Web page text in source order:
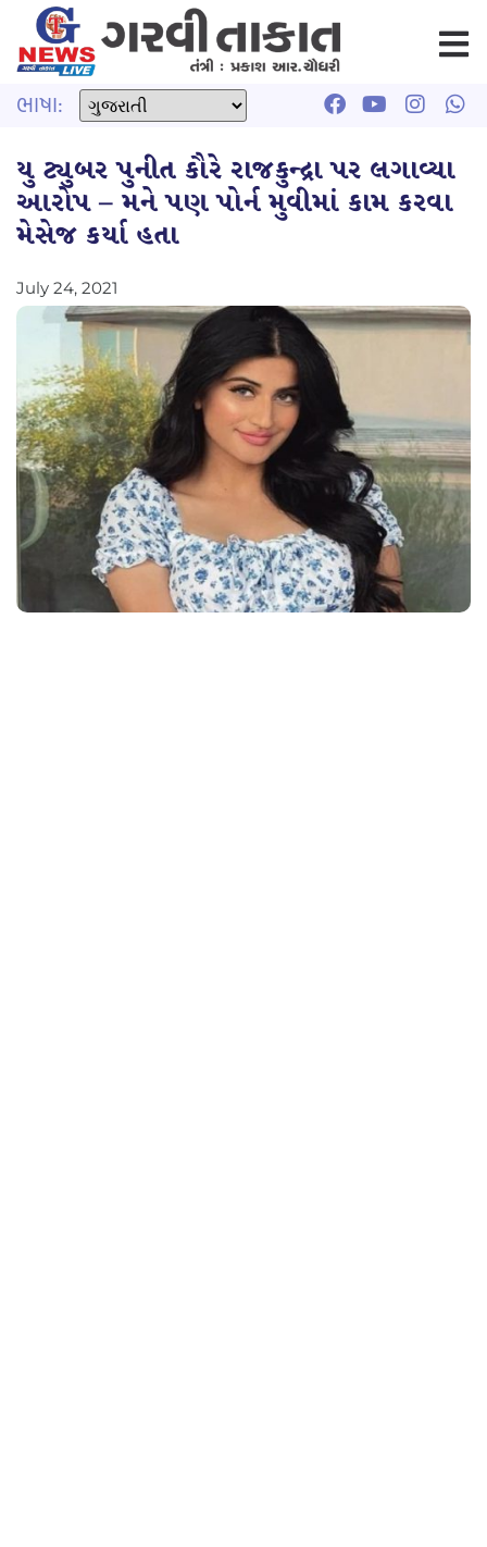
ભાષા:
યુ ટ્યુબર પુનીત કૌરે રાજકુન્દ્રા પર લગાવ્યા
આરોપ – મને પણ પોર્ન મુવીમાં કામ કરવા
મેસેજ કર્યા હતા
July 24, 2021